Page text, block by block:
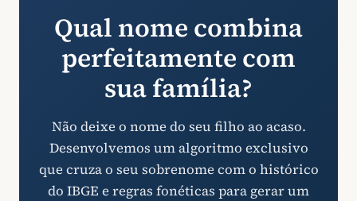
Qual nome combina
perfeitamente com
sua família?
Não deixe o nome do seu filho ao acaso.
Desenvolvemos um algoritmo exclusivo
que cruza o seu sobrenome com o histórico
do IBGE e regras fonéticas para gerar um